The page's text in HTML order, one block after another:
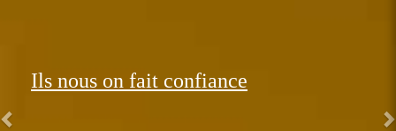
née
Ils nous on fait confiance